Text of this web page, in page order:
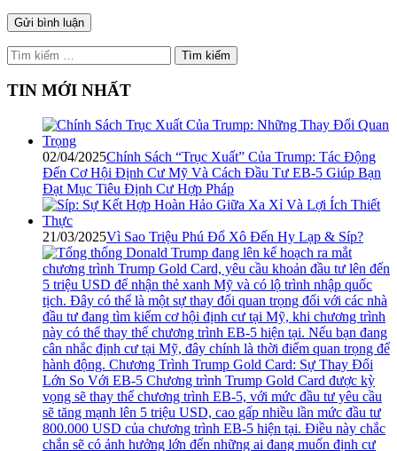
Tìm
kiếm
cho:
TIN MỚI NHẤT
02/04/2025Chính Sách “Trục Xuất” Của Trump: Tác Động
Đến Cơ Hội Định Cư Mỹ Và Cách Đầu Tư EB-5 Giúp Bạn
Đạt Mục Tiêu Định Cư Hợp Pháp
21/03/2025Vì Sao Triệu Phú Đổ Xô Đến Hy Lạp & Síp?